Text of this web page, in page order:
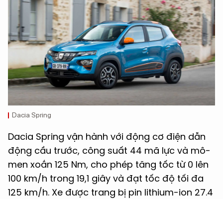
Dacia Spring
Dacia Spring vận hành với động cơ điện dẫn
động cầu trước, công suất 44 mã lực và mô-
men xoắn 125 Nm, cho phép tăng tốc từ 0 lên
100 km/h trong 19,1 giây và đạt tốc độ tối đa
125 km/h. Xe được trang bị pin lithium-ion 27.4